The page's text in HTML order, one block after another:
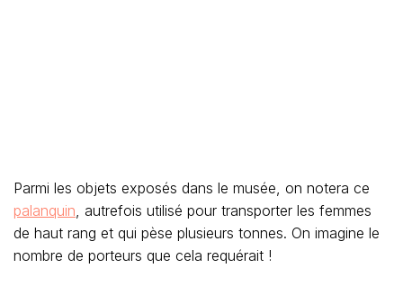
Parmi les objets exposés dans le musée, on notera ce
palanquin, autrefois utilisé pour transporter les femmes
de haut rang et qui pèse plusieurs tonnes. On imagine le
nombre de porteurs que cela requérait !